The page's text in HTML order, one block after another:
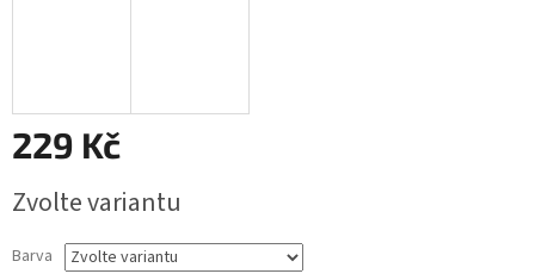
229 Kč
cena:
Zvolte variantu
Barva